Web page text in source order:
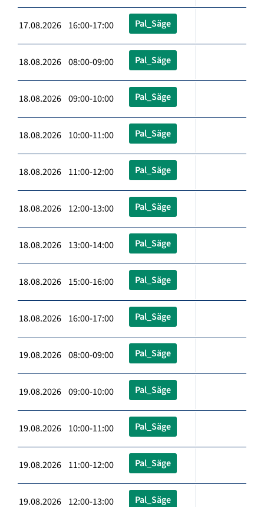
17.08.2026 16:00-17:00 Pal_Säge
18.08.2026 08:00-09:00 Pal_Säge
18.08.2026 09:00-10:00 Pal_Säge
18.08.2026 10:00-11:00 Pal_Säge
18.08.2026 11:00-12:00 Pal_Säge
18.08.2026 12:00-13:00 Pal_Säge
18.08.2026 13:00-14:00 Pal_Säge
18.08.2026 15:00-16:00 Pal_Säge
18.08.2026 16:00-17:00 Pal_Säge
19.08.2026 08:00-09:00 Pal_Säge
19.08.2026 09:00-10:00 Pal_Säge
19.08.2026 10:00-11:00 Pal_Säge
19.08.2026 11:00-12:00 Pal_Säge
19.08.2026 12:00-13:00 Pal_Säge